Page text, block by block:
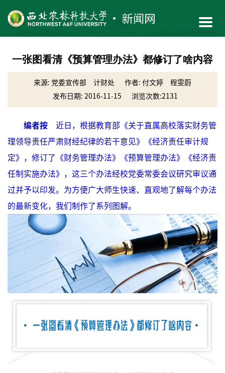
一张图看清《预算管理办法》都修订了啥内容
来源: 党委宣传部 计财处
作者: 付文婷 程雯蔚
发布日期: 2016-11-15
浏览次数:2131
编者按
近日，根据教育部《关于直属高校落实财务管
理领导责任严肃财经纪律的若干意见》《经济责任审计规
定》，修订了《财务管理办法》《预算管理办法》《经济责
任制实施办法》，这三个办法经校党委常委会议研究审议通
过并予以印发。为方便广大师生快速、直观地了解每个办法
的最新变化，我们制作了系列图解。